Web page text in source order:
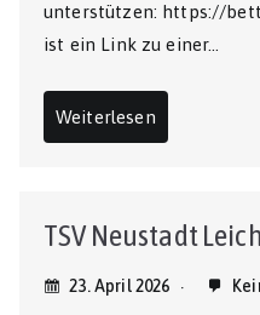
unterstützen: https://
ist ein Link zu einer…
Weiterlesen
TSV Neustadt
23. April 2026